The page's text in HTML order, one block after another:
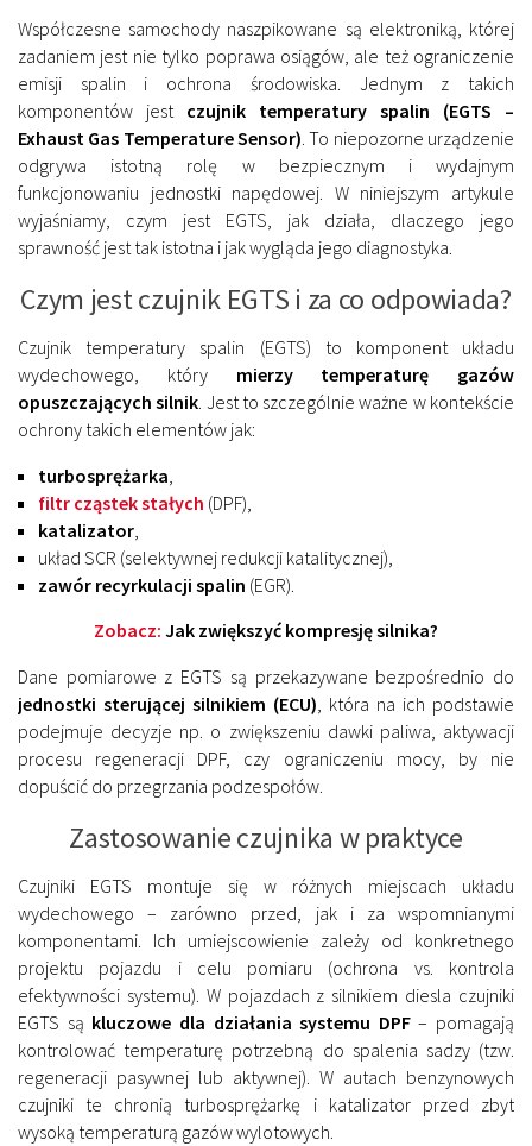
Współczesne samochody naszpikowane są elektroniką, której
zadaniem jest nie tylko poprawa osiągów, ale też ograniczenie
emisji spalin i ochrona środowiska. Jednym z takich
komponentów jest czujnik temperatury spalin (EGTS –
Exhaust Gas Temperature Sensor) . To niepozorne urządzenie
odgrywa istotną rolę w bezpiecznym i wydajnym
funkcjonowaniu jednostki napędowej. W niniejszym artykule
wyjaśniamy, czym jest EGTS, jak działa, dlaczego jego
sprawność jest tak istotna i jak wygląda jego diagnostyka.
Czym jest czujnik EGTS i za co odpowiada?
Czujnik temperatury spalin (EGTS) to komponent układu
wydechowego, który mierzy temperaturę gazów
opuszczających silnik . Jest to szczególnie ważne w kontekście
ochrony takich elementów jak:
turbosprężarka
filtr cząstek stałych (DPF),
katalizator
układ SCR (selektywnej redukcji katalitycznej),
zawór recyrkulacji spalin (EGR).
Zobacz: Jak zwiększyć kompresję silnika?
Dane pomiarowe z EGTS są przekazywane bezpośrednio do
jednostki sterującej silnikiem (ECU) , która na ich podstawie
podejmuje decyzje np. o zwiększeniu dawki paliwa, aktywacji
procesu regeneracji DPF, czy ograniczeniu mocy, by nie
dopuścić do przegrzania podzespołów.
Zastosowanie czujnika w praktyce
Czujniki EGTS montuje się w różnych miejscach układu
wydechowego – zarówno przed, jak i za wspomnianymi
komponentami. Ich umiejscowienie zależy od konkretnego
projektu pojazdu i celu pomiaru (ochrona vs. kontrola
efektywności systemu). W pojazdach z silnikiem diesla czujniki
EGTS są kluczowe dla działania systemu DPF– pomagają
kontrolować temperaturę potrzebną do spalenia sadzy (tzw.
regeneracji pasywnej lub aktywnej). W autach benzynowych
czujniki te chronią turbosprężarkę i katalizator przed zbyt
wysoką temperaturą gazów wylotowych.